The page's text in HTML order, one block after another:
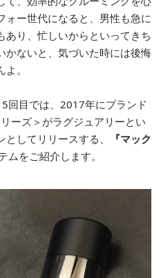
ォー世代になると、男性も急に
あり、忙しいからといってきち
かないと、気づいた時には後悔
。
回目では、2017年にブランド
ーズ＞がラグジュアリーとい
してリリースする、
『マック
ムをご紹介します。